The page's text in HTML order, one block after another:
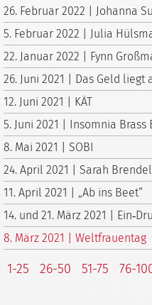
26. Februar 2022 | Johanna
5. Februar 2022 | Julia
22. Januar 2022 | Fynn
26. Juni 2021 | Das Geld
12. Juni 2021 | KÄT
5. Juni 2021 | Insomnia Brass
8. Mai 2021 | SOBI
24. April 2021 | Sarah Brendel
11. April 2021 | „Ab ins Beet“
14. und 21. März 2021 |
8. März 2021 | Weltfrauentag
1-25 26-50 51-75 76-